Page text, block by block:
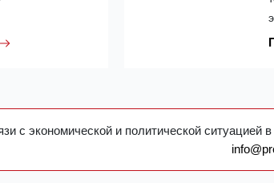
с экономической и политической ситуацией